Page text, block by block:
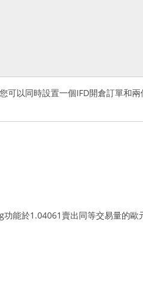
可以同時設置一個IFD開倉訂單和
能於1.04061賣出同等交易量的